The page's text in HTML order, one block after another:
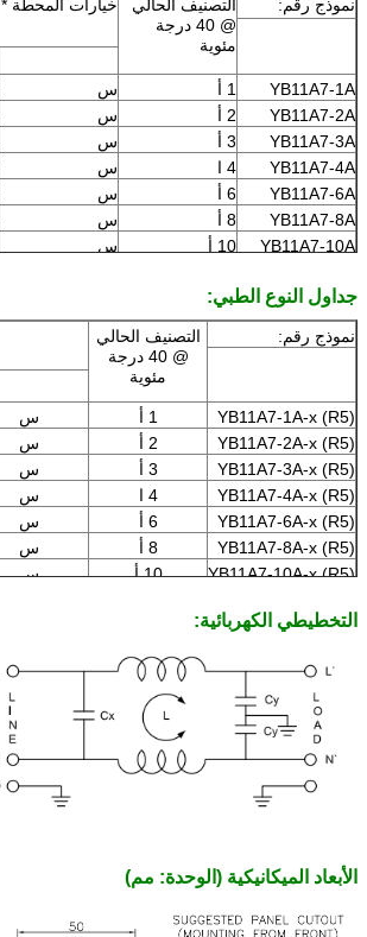
نموذج رقم:
التصنيف الحالي
@ 40 درجة
مئوية
خيارات المحطة *
YB11A7-1A 1 أ س
YB11A7-2A
2 أ س
YB11A7-3A
3 أ س
YB11A7-4A
4 ا س
YB11A7-6A
6 أ س
YB11A7-8A
8 أ س
YB11A7-10A
10 أ س
جداول النوع الطبي:
نموذج رقم:
التصنيف الحالي
@ 40 درجة
مئوية
YB11A7-1A-x (R5) 1 أ س
YB11A7-2A-x (R5)
2 أ س
YB11A7-3A-x (R5)
3 أ س
YB11A7-4A-x (R5)
4 ا س
YB11A7-6A-x (R5)
6 أ س
YB11A7-8A-x (R5)
8 أ س
YB11A7-10A-x (R5)
10 أ س
(R5)
التخطيطي الكهربائية:
الأبعاد الميكانيكية (الوحدة: مم)